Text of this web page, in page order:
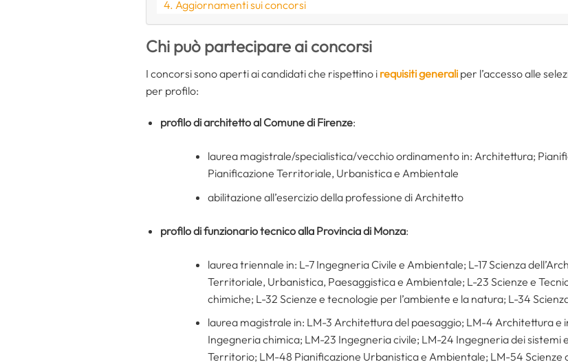
Aggiornamenti sui concorsi
Chi può partecipare ai concorsi
I concorsi sono aperti ai candidati che rispettino i requisiti generali per l’accesso alle
per profilo:
profilo diarchitetto al Comune di Firenze:
laurea magistrale/specialistica/vecchio ordinamento in: Architettura;
Pianificazione Territoriale, Urbanistica e Ambientale
abilitazione all’esercizio della professione di Architetto
profilo di funzionario tecnico alla Provincia di Monza:
laurea triennale in: L-7 Ingegneria Civile e Ambientale; L-17 Scienza
Territoriale, Urbanistica, Paesaggistica e Ambientale; L-23 Scienze e
chimiche; L-32 Scienze e tecnologie per l’ambiente e la natura; L-34
laurea magistrale in: LM-3 Architettura del paesaggio; LM-4 Architettura e
Ingegneria chimica; LM-23 Ingegneria civile; LM-24 Ingegneria dei sistemi
Territorio; LM-48 Pianificazione Urbanistica e Ambientale; LM-54 Scienze